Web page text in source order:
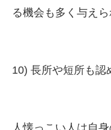
る機会も多く与えら
10) 長所や短所も認
人懐っこい人は自